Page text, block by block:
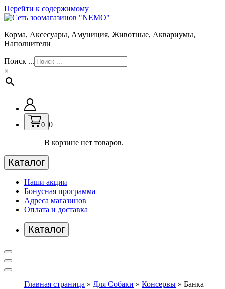
Перейти к содержимому
Корма, Аксесуары, Амуниция, Животные, Аквариумы,
Наполнители
Поиск ...
×
0 0
В корзине нет товаров.
Каталог
Наши акции
Бонусная программа
Адреса магазинов
Оплата и доставка
Каталог
Главная страница » Для Собаки » Консервы » Банка